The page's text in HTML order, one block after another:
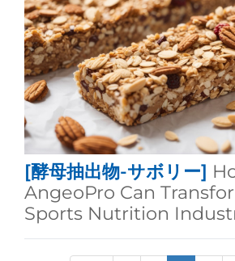
[酵母抽出物-サボリー]
AngeoPro Can
Sports Nutrition